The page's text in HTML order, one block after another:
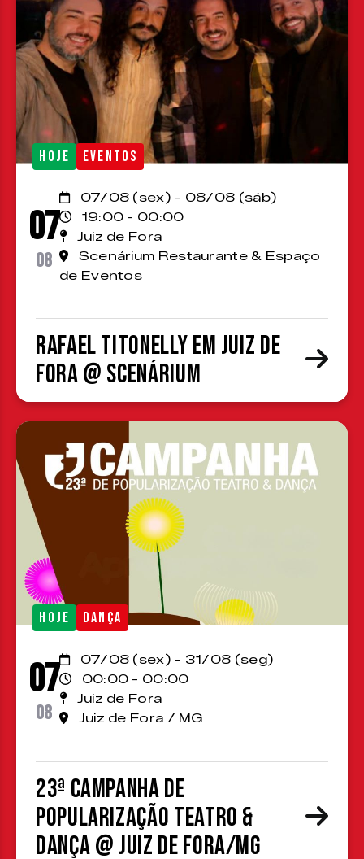
HOJE EVENTOS
07
08
07/08 (sex) - 08/08 (sáb)
19:00 - 00:00
Juiz de Fora
Scenárium Restaurante & Espaço
de Eventos
Rafael Titonelly em Juiz de
Fora @ Scenárium
HOJE DANÇA
07
08
07/08 (sex) - 31/08 (seg)
00:00 - 00:00
Juiz de Fora
Juiz de Fora / MG
23ª Campanha de
Popularização Teatro &
Dança @ Juiz de Fora/MG